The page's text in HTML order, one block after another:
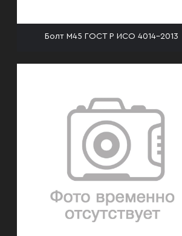
Болт М45 ГОСТ Р ИСО 4014-2013